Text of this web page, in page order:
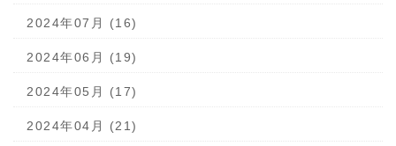
2024年07月 (16)
2024年06月 (19)
2024年05月 (17)
2024年04月 (21)